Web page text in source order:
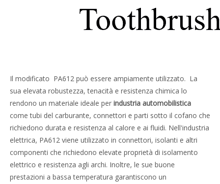
Il modificato PA612 può essere ampiamente utilizzato. La
sua elevata robustezza, tenacità e resistenza chimica lo
rendono un materiale ideale per industria automobilistica
come tubi del carburante, connettori e parti sotto il cofano che
richiedono durata e resistenza al calore e ai fluidi. Nell'industria
elettrica, PA612 viene utilizzato in connettori, isolanti e altri
componenti che richiedono elevate proprietà di isolamento
elettrico e resistenza agli archi. Inoltre, le sue buone
prestazioni a bassa temperatura garantiscono un